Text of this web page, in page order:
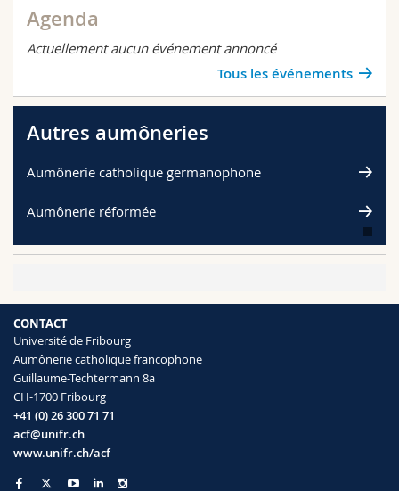
Agenda
Actuellement aucun événement annoncé
Tous les événements
Autres aumôneries
Aumônerie catholique germanophone
Aumônerie réformée
CONTACT
Université de Fribourg
Aumônerie catholique francophone
Guillaume-Techtermann 8a
CH-1700 Fribourg
+41 (0) 26 300 71 71
acf@unifr.ch
www.unifr.ch/acf